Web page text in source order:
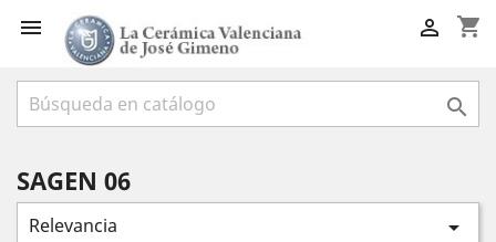
 shopping_cart


SAGEN 06
Relevancia 